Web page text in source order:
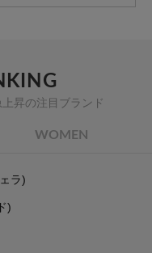
昇の注目ブランド
WOMEN
ラ)
)